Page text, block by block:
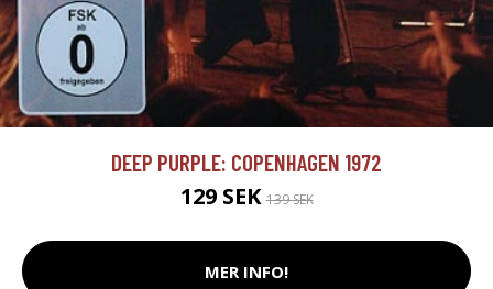
DEEP PURPLE: COPENHAGEN 1972
129 SEK139 SEK
MER INFO!